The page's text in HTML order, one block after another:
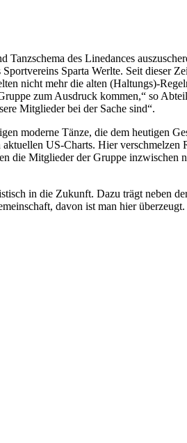
des Linedances
Sparta Werlte. Seit dieser
nicht mehr die alten (Haltungs)-
zum Ausdruck kommen,“ so
Mitglieder bei der Sache sind“.
moderne Tänze, die dem heutigen
US-Charts. Hier
Mitglieder der Gruppe inzwischen
in die Zukunft. Dazu trägt neben
davon ist man hier